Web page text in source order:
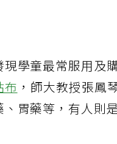
學童最常服用及
布 ，師大教授張鳳
胃藥等，有人則